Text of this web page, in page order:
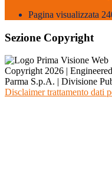
Pagina visualizzata
Sezione Copyright
Copyright 2026 |
Parma S.p.A. | Divisione
Disclaimer trattamento dati